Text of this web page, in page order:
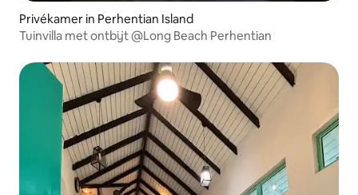
Privékamer in Perhentian Island
Tuinvilla met ontbijt @Long Beach Perhentian